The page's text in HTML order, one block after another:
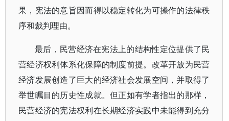
果，宪法的意旨因而得以稳定转化为可操作的法律秩
序和裁判理由。
最后，民营经济在宪法上的结构性定位提供了民
营经济权利体系化保障的制度前提。改革开放为民营
经济发展创造了巨大的经济社会发展空间，并取得了
举世瞩目的历史性成就。但正如有学者指出的那样，
民营经济的宪法权利在长期经济实践中未能得到充分